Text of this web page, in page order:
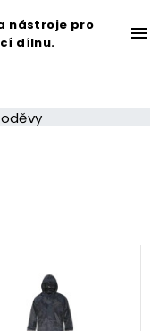
nástroje pro
dílnu.
menu